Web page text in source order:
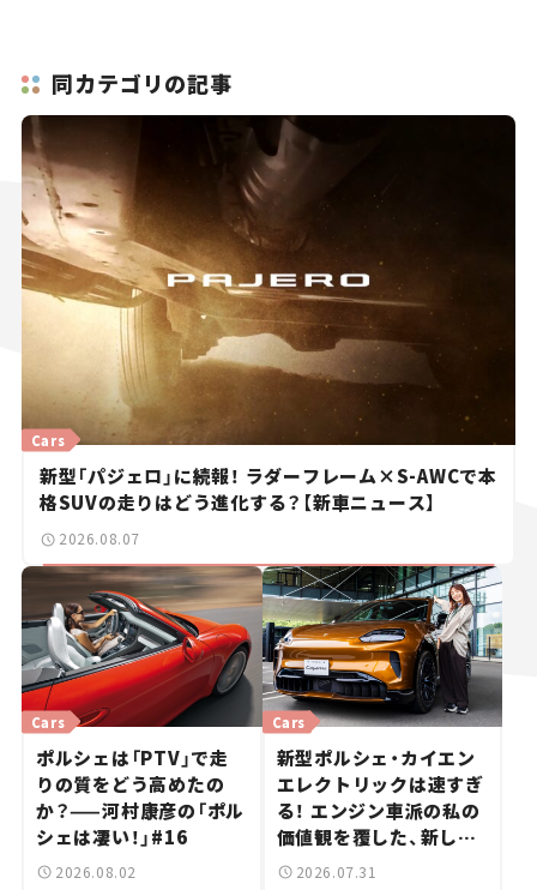
同カテゴリの記事
新型「パジェロ」に続報！ ラダーフレーム×S-AWCで本
格SUVの走りはどう進化する？【新車ニュース】
Cars
2026.08.07
ポルシェは「PTV」で走
りの質をどう高めたの
か？——河村康彦の「ポル
シェは凄い！」#16
Cars
2026.08.02
新型ポルシェ・カイエン
エレクトリックは速すぎ
る！ エンジン車派の私の
価値観を覆した、新しい
ポルシェの走り。
Cars
2026.07.31